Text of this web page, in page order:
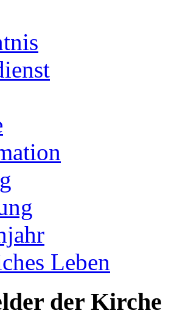
Leben
der Kirche